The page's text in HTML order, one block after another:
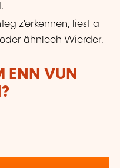
z'erkennen, liest a
ähnlech Wierder.
ENN VUN